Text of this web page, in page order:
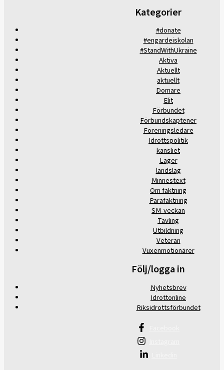
Kategorier
#donate
#engardeiskolan
#StandWithUkraine
Aktiva
Aktuellt
aktuellt
Domare
Elit
Förbundet
Förbundskaptener
Föreningsledare
Idrottspolitik
kansliet
Läger
landslag
Minnestext
Om fäktning
Parafäktning
SM-veckan
Tävling
Utbildning
Veteran
Vuxenmotionärer
Följ/logga in
Nyhetsbrev
Idrottonline
Riksidrottsförbundet